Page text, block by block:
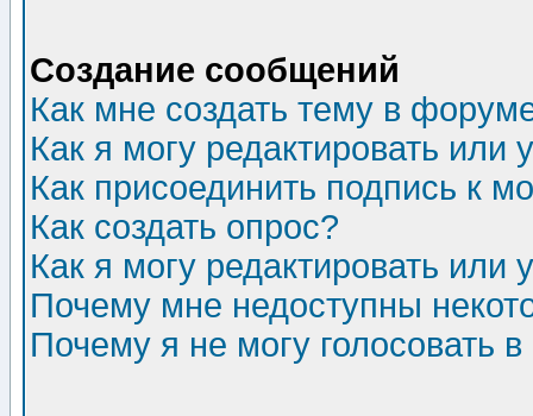
Создание сообщений
Как мне создать тему в
Как я могу редактировать или
Как присоединить подпись к
Как создать опрос?
Как я могу редактировать или
Почему мне недоступны
Почему я не могу голосовать